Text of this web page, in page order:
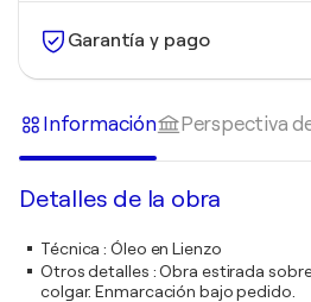
Garantía y pago
Información Perspectiva
Detalles de la obra
Técnica :Óleo en Lienzo
Otros detalles :Obra estirada
colgar. Enmarcación bajo pedido.